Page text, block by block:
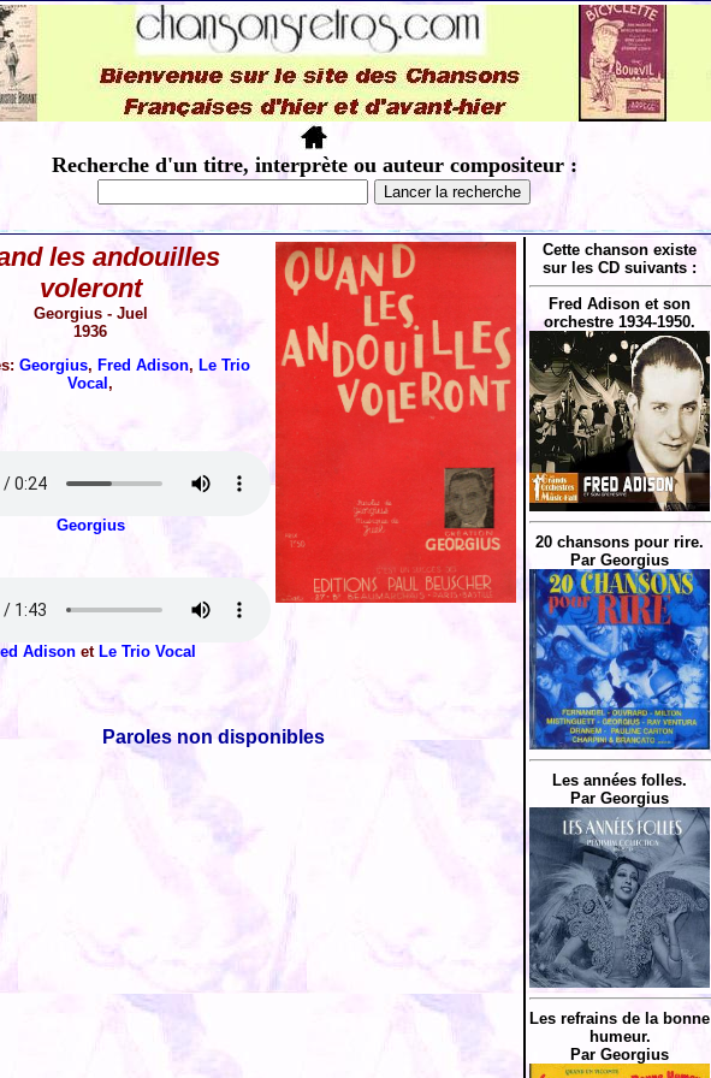
Recherche d'un titre, interprète ou auteur compositeur :
les andouilles
voleront
Georgius - Juel
1936
Georgius, Fred Adison, Le Trio
Vocal ,
Georgius
Adison et Le Trio Vocal
Paroles non disponibles
Cette chanson existe
sur les CD suivants :
Fred Adison et son
orchestre 1934-1950.
20 chansons pour rire.
Par Georgius
Les années folles.
Par Georgius
Les refrains de la bonne
humeur.
Par Georgius